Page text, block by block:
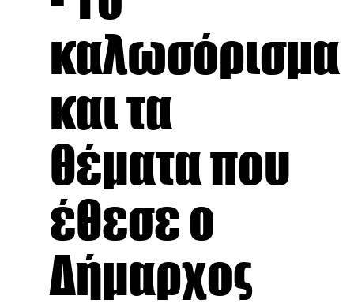
καλωσόρισμα
και τα
θέματα που
έθεσε ο
Δήμαρχος